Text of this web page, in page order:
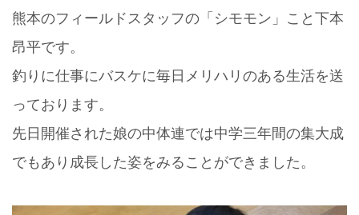
熊本のフィールドスタッフの「シモモン」こと下本
昂平です。
釣りに仕事にバスケに毎日メリハリのある生活を送
っております。
先日開催された娘の中体連では中学三年間の集大成
でもあり成長した姿をみることができました。